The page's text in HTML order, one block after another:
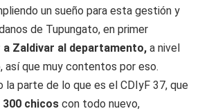
un sueño para esta gestión y
de Tupungato, en primer
Zaldivar al departamento, a nivel
así que muy contentos por eso.
la parte de lo que es el CDIyF 37, que
300 chicos con todo nuevo,